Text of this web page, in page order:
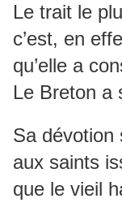
Le trait le
c’est, en
qu’elle a
Le Breton a
Sa dévotion
aux saints
que le vieil